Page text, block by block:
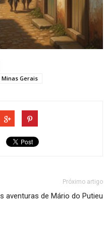
Minas Gerais
Próximo artigo
aventuras de Mário do Putieu